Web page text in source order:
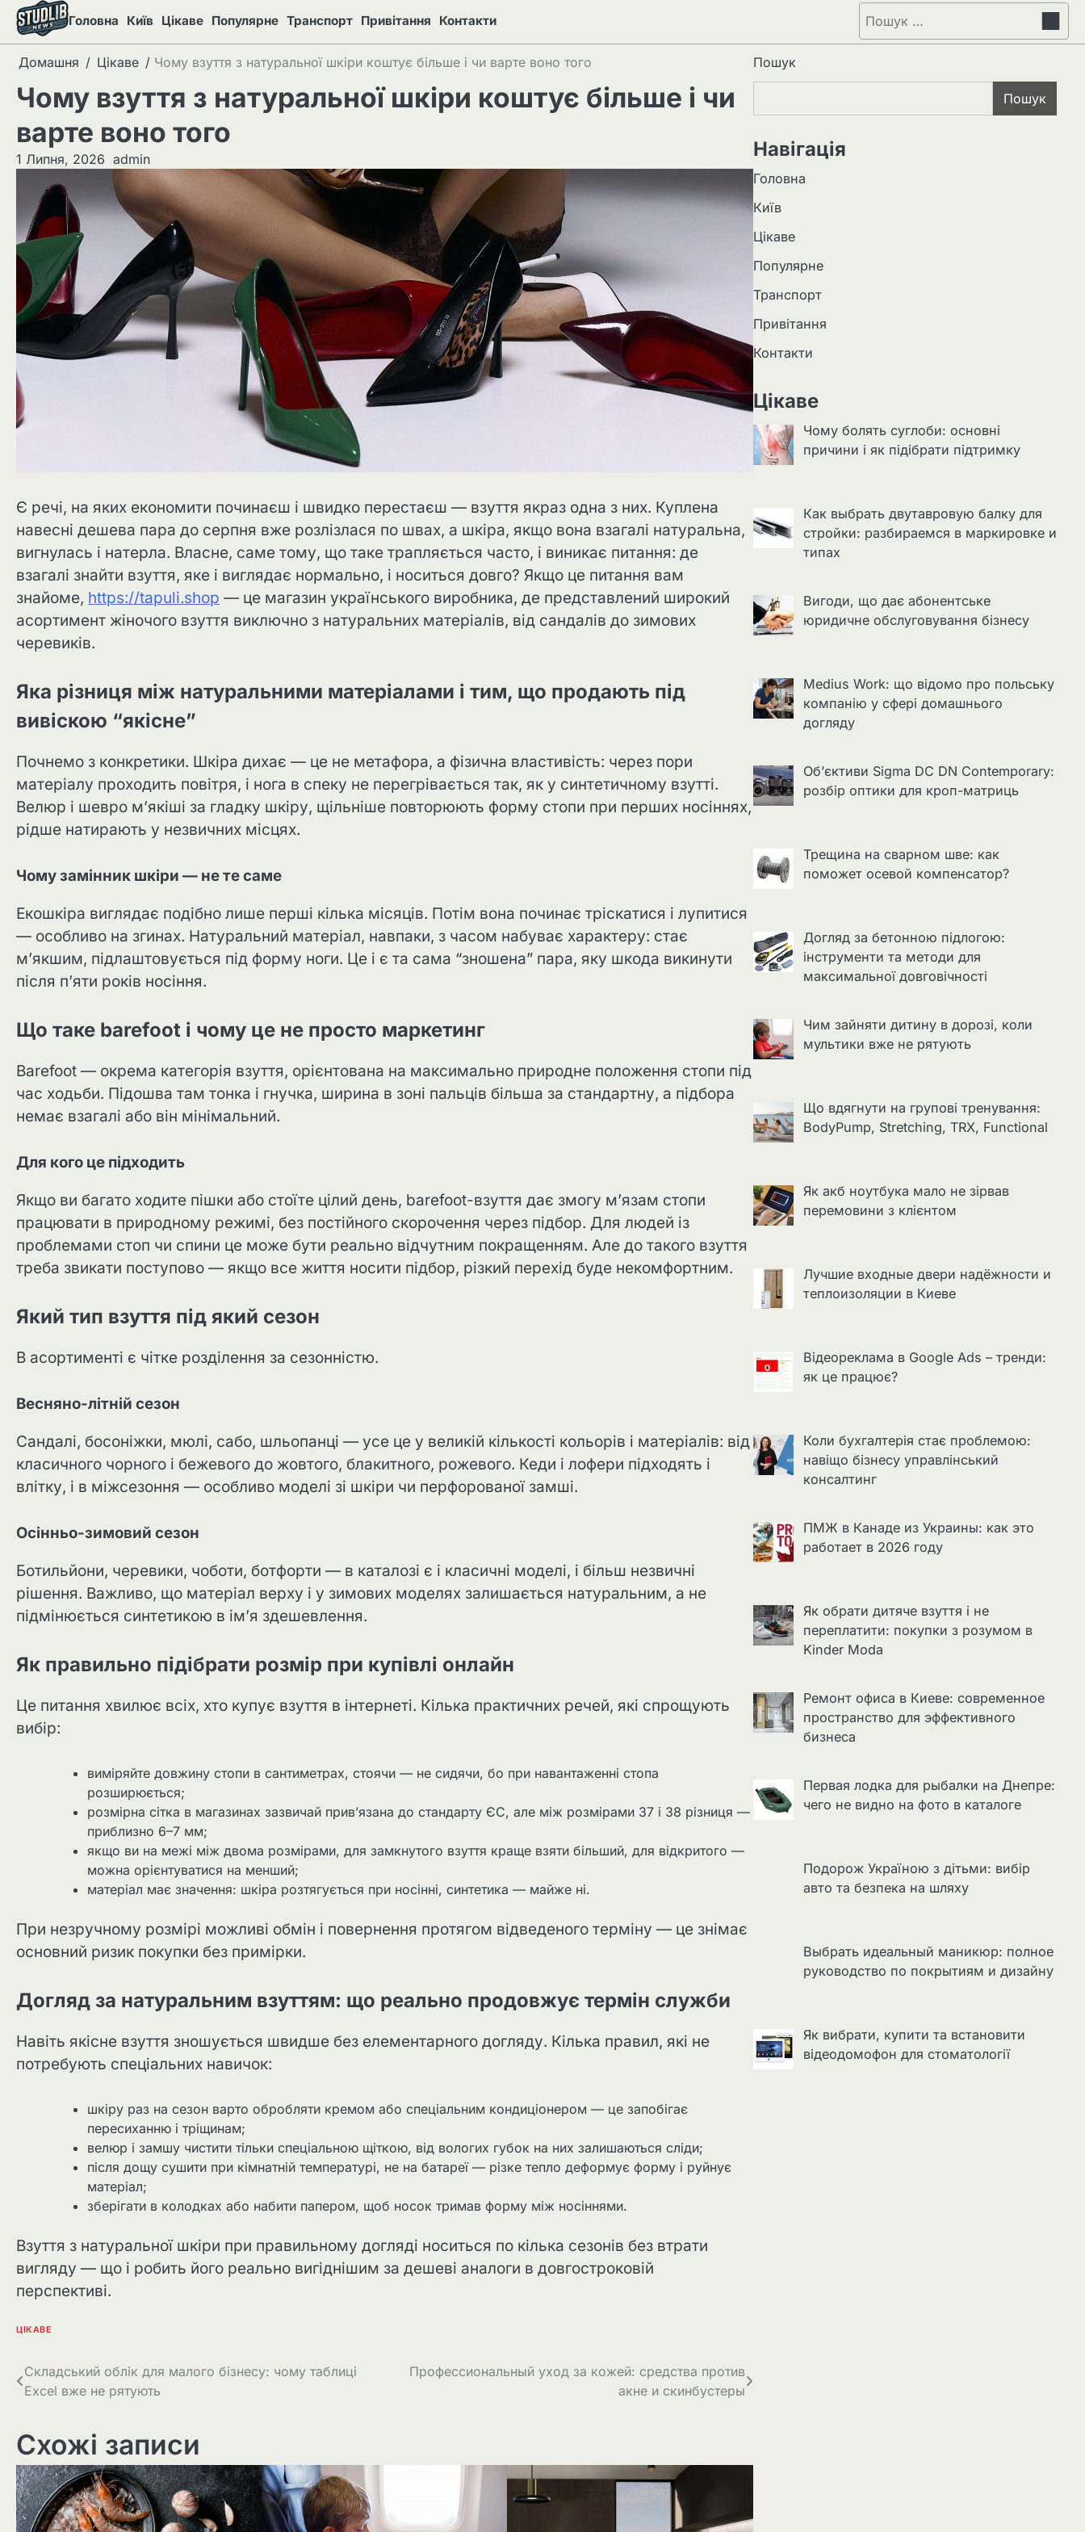
Перейти
вмісту
Головна Київ Цікаве Популярне Транспорт Привітання Контакти Пошук:
Домашня Цікаве Чому взуття з натуральної шкіри коштує більше і чи варте воно того
Чому взуття з натуральної шкіри коштує більше і чи
варте воно того
1 Липня, 2026 admin
Є речі, на яких економити починаєш і швидко перестаєш — взуття якраз одна з них. Куплена
навесні дешева пара до серпня вже розлізлася по швах, а шкіра, якщо вона взагалі натуральна,
вигнулась і натерла. Власне, саме тому, що таке трапляється часто, і виникає питання: де
взагалі знайти взуття, яке і виглядає нормально, і носиться довго? Якщо це питання вам
знайоме, https://tapuli.shop — це магазин українського виробника, де представлений широкий
асортимент жіночого взуття виключно з натуральних матеріалів, від сандалів до зимових
черевиків.
Яка різниця між натуральними матеріалами і тим, що продають під
вивіскою “якісне”
Почнемо з конкретики. Шкіра дихає — це не метафора, а фізична властивість: через пори
матеріалу проходить повітря, і нога в спеку не перегрівається так, як у синтетичному взутті.
Велюр і шевро м’якіші за гладку шкіру, щільніше повторюють форму стопи при перших носіннях,
рідше натирають у незвичних місцях.
Чому замінник шкіри — не те саме
Екошкіра виглядає подібно лише перші кілька місяців. Потім вона починає тріскатися і лупитися
— особливо на згинах. Натуральний матеріал, навпаки, з часом набуває характеру: стає
м’якшим, підлаштовується під форму ноги. Це і є та сама “зношена” пара, яку шкода викинути
після п’яти років носіння.
Що таке barefoot і чому це не просто маркетинг
Barefoot — окрема категорія взуття, орієнтована на максимально природне положення стопи під
час ходьби. Підошва там тонка і гнучка, ширина в зоні пальців більша за стандартну, а підбора
немає взагалі або він мінімальний.
Для кого це підходить
Якщо ви багато ходите пішки або стоїте цілий день, barefoot-взуття дає змогу м’язам стопи
працювати в природному режимі, без постійного скорочення через підбор. Для людей із
проблемами стоп чи спини це може бути реально відчутним покращенням. Але до такого взуття
треба звикати поступово — якщо все життя носити підбор, різкий перехід буде некомфортним.
Який тип взуття під який сезон
В асортименті є чітке розділення за сезонністю.
Весняно-літній сезон
Сандалі, босоніжки, мюлі, сабо, шльопанці — усе це у великій кількості кольорів і матеріалів: від
класичного чорного і бежевого до жовтого, блакитного, рожевого. Кеди і лофери підходять і
влітку, і в міжсезоння — особливо моделі зі шкіри чи перфорованої замші.
Осінньо-зимовий сезон
Ботильйони, черевики, чоботи, ботфорти — в каталозі є і класичні моделі, і більш незвичні
рішення. Важливо, що матеріал верху і у зимових моделях залишається натуральним, а не
підмінюється синтетикою в ім’я здешевлення.
Як правильно підібрати розмір при купівлі онлайн
Це питання хвилює всіх, хто купує взуття в інтернеті. Кілька практичних речей, які спрощують
вибір:
виміряйте довжину стопи в сантиметрах, стоячи — не сидячи, бо при навантаженні стопа
розширюється;
розмірна сітка в магазинах зазвичай прив’язана до стандарту ЄС, але між розмірами 37 і 38 різниця —
приблизно 6–7 мм;
якщо ви на межі між двома розмірами, для замкнутого взуття краще взяти більший, для відкритого —
можна орієнтуватися на менший;
матеріал має значення: шкіра розтягується при носінні, синтетика — майже ні.
При незручному розмірі можливі обмін і повернення протягом відведеного терміну — це знімає
основний ризик покупки без примірки.
Догляд за натуральним взуттям: що реально продовжує термін служби
Навіть якісне взуття зношується швидше без елементарного догляду. Кілька правил, які не
потребують спеціальних навичок:
шкіру раз на сезон варто обробляти кремом або спеціальним кондиціонером — це запобігає
пересиханню і тріщинам;
велюр і замшу чистити тільки спеціальною щіткою, від вологих губок на них залишаються сліди;
після дощу сушити при кімнатній температурі, не на батареї — різке тепло деформує форму і руйнує
матеріал;
зберігати в колодках або набити папером, щоб носок тримав форму між носіннями.
Взуття з натуральної шкіри при правильному догляді носиться по кілька сезонів без втрати
вигляду — що і робить його реально вигіднішим за дешеві аналоги в довгостроковій
перспективі.
ЦІКАВЕ
Навігація
Складський облік для малого бізнесу: чому таблиці
Excel вже не рятують
Профессиональный уход за кожей: средства против
акне и скинбустеры
Схожі записи
Пошук
Пошук
Навігація
Головна
Київ
Цікаве
Популярне
Транспорт
Привітання
Контакти
Цікаве
Чому болять суглоби: основні
причини і як підібрати підтримку
Как выбрать двутавровую балку для
стройки: разбираемся в маркировке и
типах
Вигоди, що дає абонентське
юридичне обслуговування бізнесу
Medius Work: що відомо про польську
компанію у сфері домашнього
догляду
Об’єктиви Sigma DC DN Contemporary:
розбір оптики для кроп-матриць
Трещина на сварном шве: как
поможет осевой компенсатор?
Догляд за бетонною підлогою:
інструменти та методи для
максимальної довговічності
Чим зайняти дитину в дорозі, коли
мультики вже не рятують
Що вдягнути на групові тренування:
BodyPump, Stretching, TRX, Functional
Як акб ноутбука мало не зірвав
перемовини з клієнтом
Лучшие входные двери надёжности и
теплоизоляции в Киеве
Відеореклама в Google Ads – тренди:
як це працює?
Коли бухгалтерія стає проблемою:
навіщо бізнесу управлінський
консалтинг
ПМЖ в Канаде из Украины: как это
работает в 2026 году
Як обрати дитяче взуття і не
переплатити: покупки з розумом в
Kinder Moda
Ремонт офиса в Киеве: современное
пространство для эффективного
бизнеса
Первая лодка для рыбалки на Днепре:
чего не видно на фото в каталоге
Подорож Україною з дітьми: вибір
авто та безпека на шляху
Выбрать идеальный маникюр: полное
руководство по покрытиям и дизайну
Як вибрати, купити та встановити
відеодомофон для стоматології